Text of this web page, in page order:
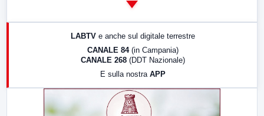
LABTV e anche sul digitale terrestre
CANALE 84 (in Campania)
CANALE 268 (DDT Nazionale)
E sulla nostra APP